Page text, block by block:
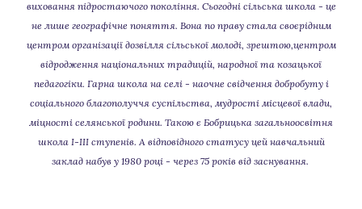
виховання підростаючого покоління. Сьогодні сільська школа - це
не лише географічне поняття. Вона по праву стала своєрідним
центром організації дозвілля сільської молоді, зрештою,центром
відродження національних традицій, народної та козацької
педагогіки. Гарна школа на селі - наочне свідчення добробуту і
соціального благополуччя суспільства, мудрості місцевої влади,
міцності селянської родини. Такою є Бобрицька загальноосвітня
школа І-ІІІ ступенів. А відповідного статусу цей навчальний
заклад набув у 1980 році - через 75 років від заснування.